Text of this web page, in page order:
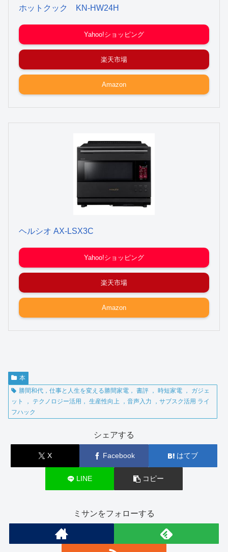
ホットクック KN-HW24H
Yahoo!ショッピング
楽天市場
Amazon
ヘルシオ AX-LSX3C
Yahoo!ショッピング
楽天市場
Amazon
本
勝間和代，仕事と人生を変える勝間家電， 書評 ， 時短家電 ， ガジェ
ット ， テクノロジー活用， 生産性向上 ，音声入力 ，サブスク活用 ライ
フハック
シェアする
X Facebook はてブ
LINE コピー
ミサンをフォローする